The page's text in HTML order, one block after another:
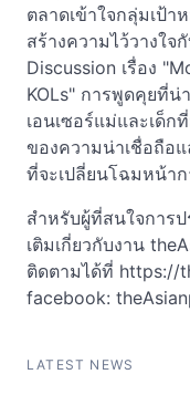
ตลาดเข้าใจกลุ่มเป้
สร้างความไว้วางใ
Discussion เรื่อง
KOLs" การพูดคุยที่น่
เอนเซอร์แม่และเด็
ของความน่าเชื่อถือ
ที่จะเปลี่ยนโฉมหน้า
สำหรับผู้ที่สนใจการป
เติมเกี่ยวกับงาน
ติดตามได้ที่ https://
facebook:
LATEST NEWS